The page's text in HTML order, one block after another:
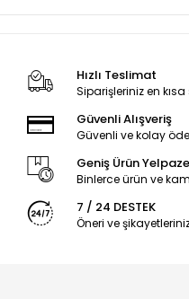
Hızlı Teslimat
Siparişleriniz en
Güvenli Alışveriş
Güvenli ve kolay
Geniş Ürün
Binlerce ürün ve
7 / 24 DESTEK
Öneri ve